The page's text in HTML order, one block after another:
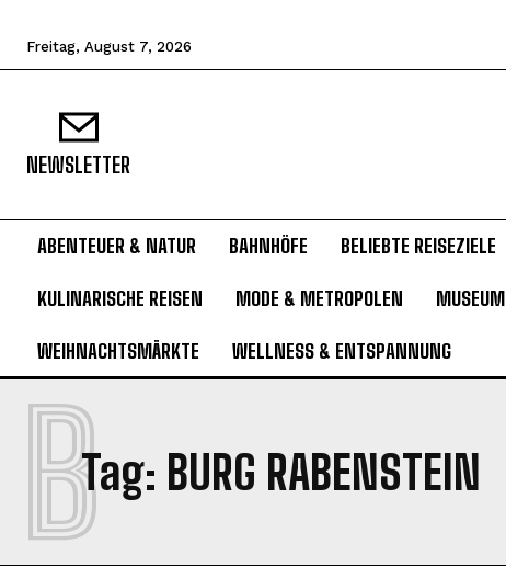
Freitag, August 7, 2026
NEWSLETTER
ABENTEUER & NATUR BAHNHÖFE BELIEBTE REISEZIELE
KULINARISCHE REISEN MODE & METROPOLEN MUSEUM
WEIHNACHTSMÄRKTE WELLNESS & ENTSPANNUNG
Tag: BURG RABENSTEIN
B